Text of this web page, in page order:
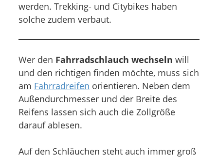
werden. Trekking- und Citybikes haben
solche zudem verbaut.
Wer den Fahrradschlauch wechseln will
und den richtigen finden möchte, muss sich
am Fahrradreifen orientieren. Neben dem
Außendurchmesser und der Breite des
Reifens lassen sich auch die Zollgröße
darauf ablesen.
Auf den Schläuchen steht auch immer groß